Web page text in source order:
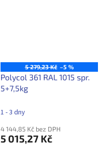
5 279,23 Kč –5 %
Polycol 361 RAL 1015 spr.
5+7,5kg
1 - 3 dny
4 144,85 Kč bez DPH
5 015,27 Kč